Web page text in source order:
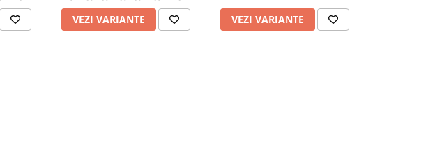
VEZI VARIANTE VEZI VARIANTE